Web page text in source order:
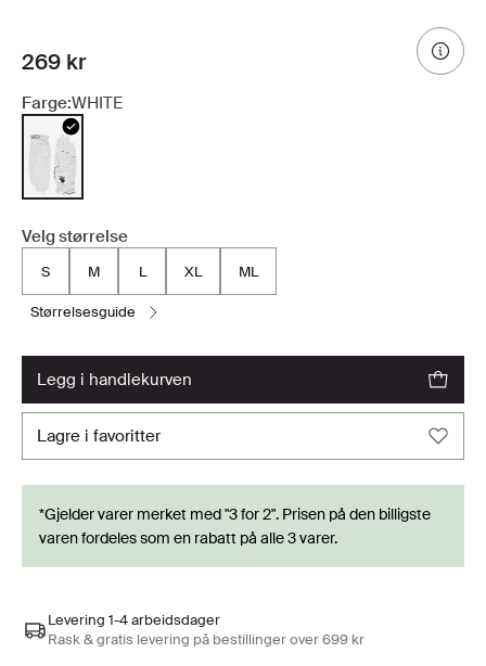
269 kr
Farge:WHITE
Velg størrelse
S M L XL ML
størrelsesguide
legg i handlekurven
lagre i favoritter
*Gjelder varer merket med "3 for 2". Prisen på den billigste
varen fordeles som en rabatt på alle 3 varer.
Levering 1-4 arbeidsdager
Rask & gratis levering på bestillinger over 699 kr